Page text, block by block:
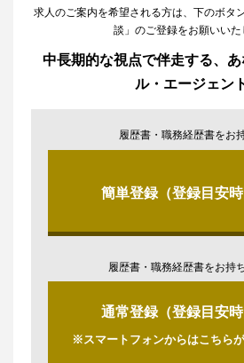
求人のご案内を希望される方は、下のボタ
談」のご登録をお願いいた
中長期的な視点で伴走する、
ル・エージェン
履歴書・職務経歴書をお
簡単登録（登録目安時
履歴書・職務経歴書をお持
通常登録（登録目安時
※スマートフォンからはこちらが